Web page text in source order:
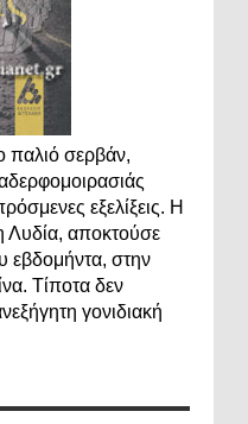
παλιό σερβάν,
εξελίξεις. Η
Λυδία, αποκτούσε
εβδομήντα, στην
Τίποτα δεν
γονιδιακή